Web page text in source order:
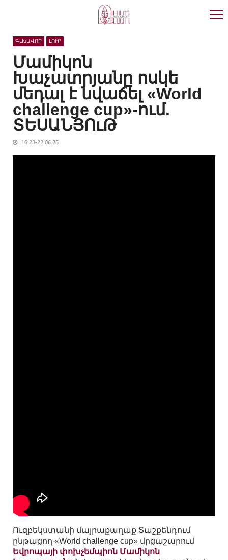
ԳԼԽԱՎՈՐ ԼՈՒՐ
Մամիկոն
Խաչատրյանը ոսկե
մեդալ է նվաճել «World
challenge cup»-ում.
ՏԵՍԱՆՅՈւԹ
16:23-22.06.25
Ուզբեկստանի մայրաքաղաք Տաշքենդում
ընթացող «World challenge cup» մրցաշարում
Եվրոպայի փոխչեմպիոն Մամիկոն